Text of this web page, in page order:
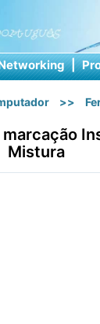
|
>>
Mistura